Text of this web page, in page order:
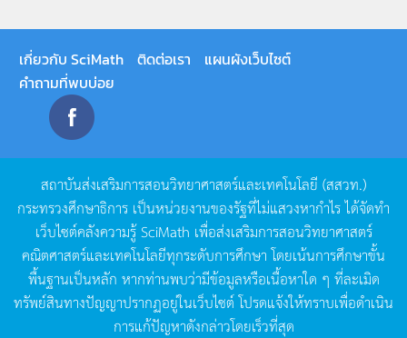
เกี่ยวกับ SciMath ติดต่อเรา
แผนผังเว็บไซต์
คำถามที่พบบ่อย
สถาบันส่งเสริมการสอนวิทยาศาสตร์และเทคโนโลยี (สสวท.)
กระทรวงศึกษาธิการ เป็นหน่วยงานของรัฐที่ไม่แสวงหากำไรได้จัดทำ
เว็บไซต์คลังความรู้SciMath เพื่อส่งเสริมการสอนวิทยาศาสตร์
คณิตศาสตร์และเทคโนโลยีทุกระดับการศึกษา โดยเน้นการศึกษาขั้น
พื้นฐานเป็นหลัก หากท่านพบว่ามีข้อมูลหรือเนื้อหาใด ๆ ที่ละเมิด
ทรัพย์สินทางปัญญาปรากฏอยู่ในเว็บไซต์โปรดแจ้งให้ทราบเพื่อดำเนิน
การแก้ปัญหาดังกล่าวโดยเร็วที่สุด